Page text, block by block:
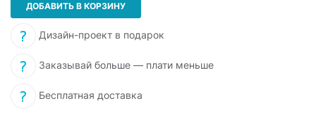
ДОБАВИТЬ В КОРЗИНУ
Дизайн-проект в подарок
Заказывай больше — плати меньше
Бесплатная доставка